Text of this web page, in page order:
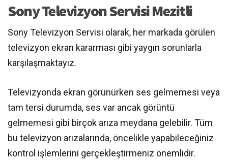
Sony Televizyon Servisi Mezitli
Sony Televizyon Servisi olarak, her markada görülen
televizyon ekran kararması gibi yaygın sorunlarla
karşılaşmaktayız.
Televizyonda ekran görünürken ses gelmemesi veya
tam tersi durumda, ses var ancak görüntü
gelmemesi gibi birçok arıza meydana gelebilir. Tüm
bu televizyon arızalarında, öncelikle yapabileceğiniz
kontrol işlemlerini gerçekleştirmeniz önemlidir.